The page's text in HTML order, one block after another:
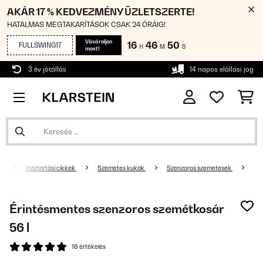
AKÁR 17 % KEDVEZMÉNY ÜZLETSZERTE!
HATALMAS MEGTAKARÍTÁSOK CSAK 24 ÓRÁIG!
FULLSWING17
Vásároljon
most!
16 H 46 M 49 S
3 év jótállás 14 napos elállási jog
Háztartási cikkek Szemetes kukák Szenzoros szemetesek
Érintésmentes szenzoros szemétkosár
56 l
16 értékelés